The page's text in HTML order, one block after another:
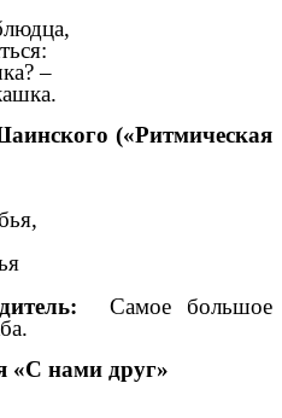
–
(«Ритмическая
Самое большое
друг»